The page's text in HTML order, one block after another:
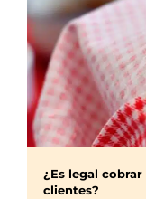
¿Es legal
clientes?